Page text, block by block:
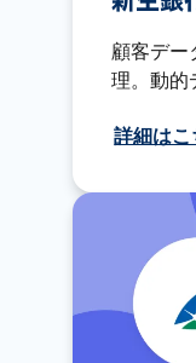
顧客デー
理。動的
詳細はこ